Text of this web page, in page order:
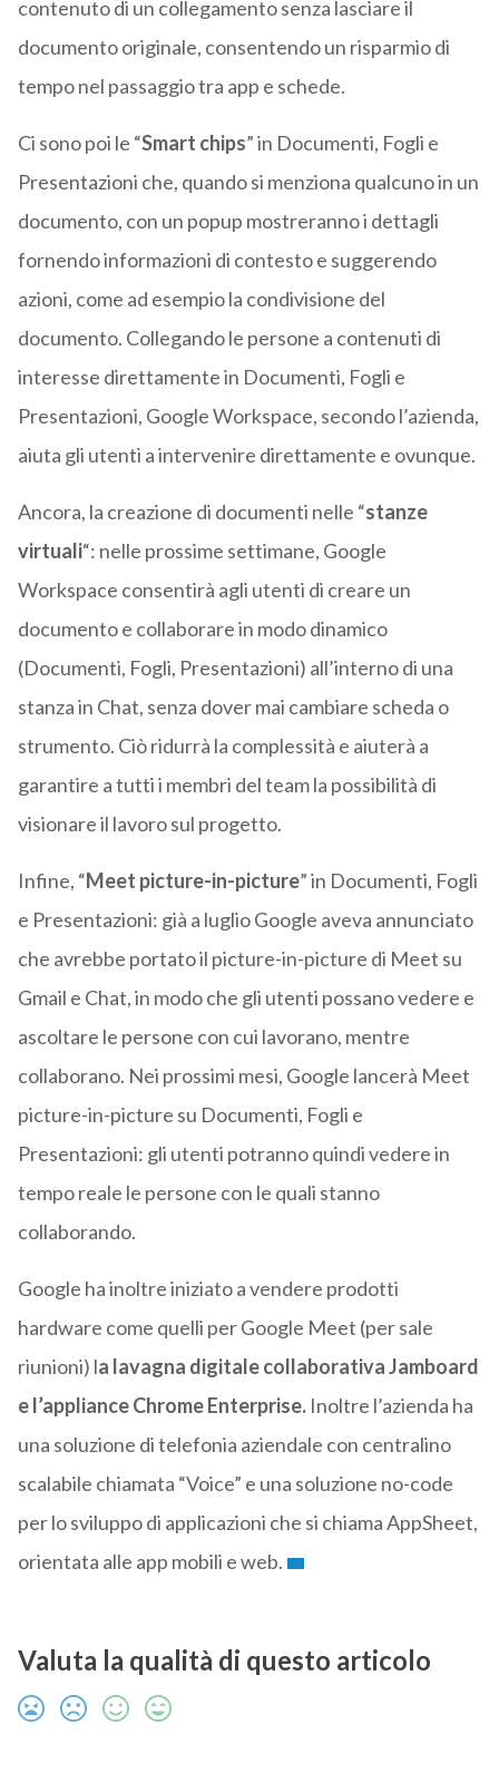
contenuto di un collegamento senza lasciare il
documento originale, consentendo un risparmio di
tempo nel passaggio tra app e schede.
Ci sono poi le “Smart chips” in Documenti, Fogli e
Presentazioni che, quando si menziona qualcuno in un
documento, con un popup mostreranno i dettagli
fornendo informazioni di contesto e suggerendo
azioni, come ad esempio la condivisione del
documento. Collegando le persone a contenuti di
interesse direttamente in Documenti, Fogli e
Presentazioni, Google Workspace, secondo l’azienda,
aiuta gli utenti a intervenire direttamente e ovunque.
Ancora, la creazione di documenti nelle “stanze
virtuali“: nelle prossime settimane, Google
Workspace consentirà agli utenti di creare un
documento e collaborare in modo dinamico
(Documenti, Fogli, Presentazioni) all’interno di una
stanza in Chat, senza dover mai cambiare scheda o
strumento. Ciò ridurrà la complessità e aiuterà a
garantire a tutti i membri del team la possibilità di
visionare il lavoro sul progetto.
Infine, “Meet picture-in-picture” in Documenti, Fogli
e Presentazioni: già a luglio Google aveva annunciato
che avrebbe portato il picture-in-picture di Meet su
Gmail e Chat, in modo che gli utenti possano vedere e
ascoltare le persone con cui lavorano, mentre
collaborano. Nei prossimi mesi, Google lancerà Meet
picture-in-picture su Documenti, Fogli e
Presentazioni: gli utenti potranno quindi vedere in
tempo reale le persone con le quali stanno
collaborando.
Google ha inoltre iniziato a vendere prodotti
hardware come quelli per Google Meet (per sale
riunioni) la lavagna digitale collaborativa Jamboard
e l’appliance Chrome Enterprise.Inoltre l’azienda ha
una soluzione di telefonia aziendale con centralino
scalabile chiamata “Voice” e una soluzione no-code
per lo sviluppo di applicazioni che si chiama AppSheet,
orientata alle app mobili e web.
Valuta la qualità di questo articolo